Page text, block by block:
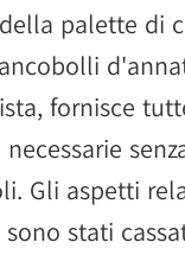
palette di
fornisce
Gli aspetti
stati